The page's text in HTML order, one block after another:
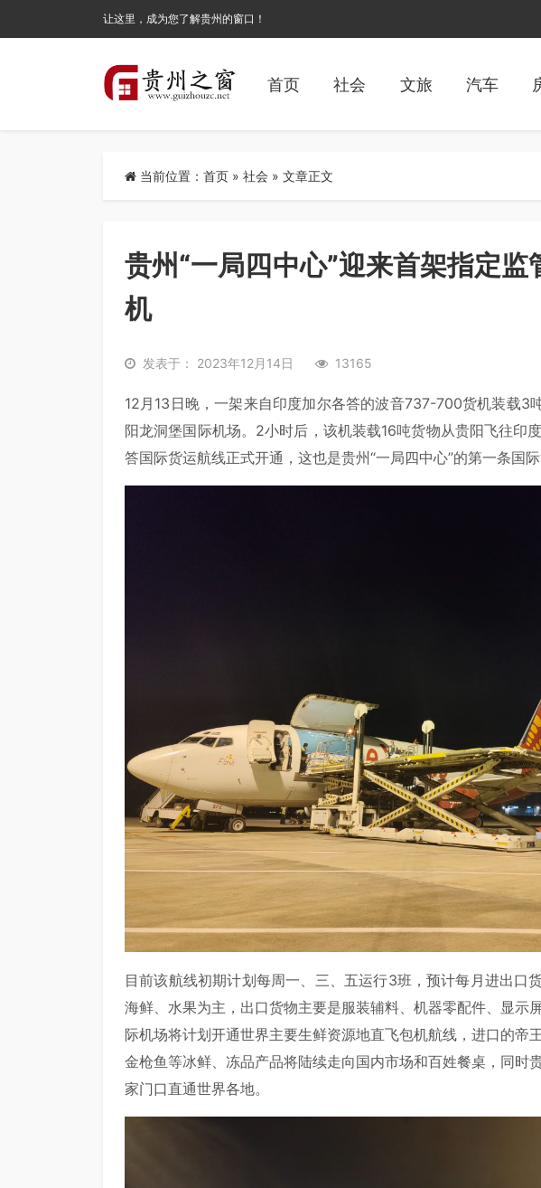
让这里，成为您了解贵州的窗口！
首页 社会 文旅 汽车
当前位置： 首页 » 社会 » 文章正文
贵州“一局四中心”迎来首架指定
机
发表于： 2023年12月14日 13165
12月13日晚，一架来自印度加尔各答的波音737-700货机装载3
阳龙洞堡国际机场。2小时后，该机装载16吨货物从贵阳飞往印
答国际货运航线正式开通，这也是贵州“一局四中心”的第一条国际
目前该航线初期计划每周一、三、五运行3班，预计每月进出口
海鲜、水果为主，出口货物主要是服装辅料、机器零配件、显示
际机场将计划开通世界主要生鲜资源地直飞包机航线，进口的帝
金枪鱼等冰鲜、冻品产品将陆续走向国内市场和百姓餐桌，同时
家门口直通世界各地。